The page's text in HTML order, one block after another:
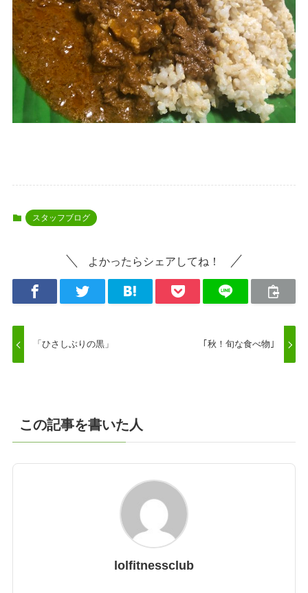
スタッフブログ
よかったらシェアしてね！
「ひさしぶりの黒」 ｢秋！旬な食べ物｣
この記事を書いた人
lolfitnessclub